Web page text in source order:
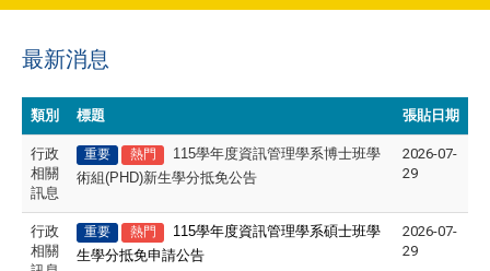
最新消息
類別 標題 張貼日期
行政
相關
訊息
重要 熱門 115學年度資訊管理學系博士班學
術組(PHD)新生學分抵免公告
2026-07-
29
行政
相關
重要 熱門 115學年度資訊管理學系碩士班學
生學分抵免申請公告
2026-07-
29